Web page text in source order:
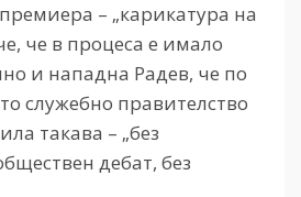
– „карикатура на
че в процеса е имало
и нападна Радев, че по
служебно правителство
такава – „без
дебат, без